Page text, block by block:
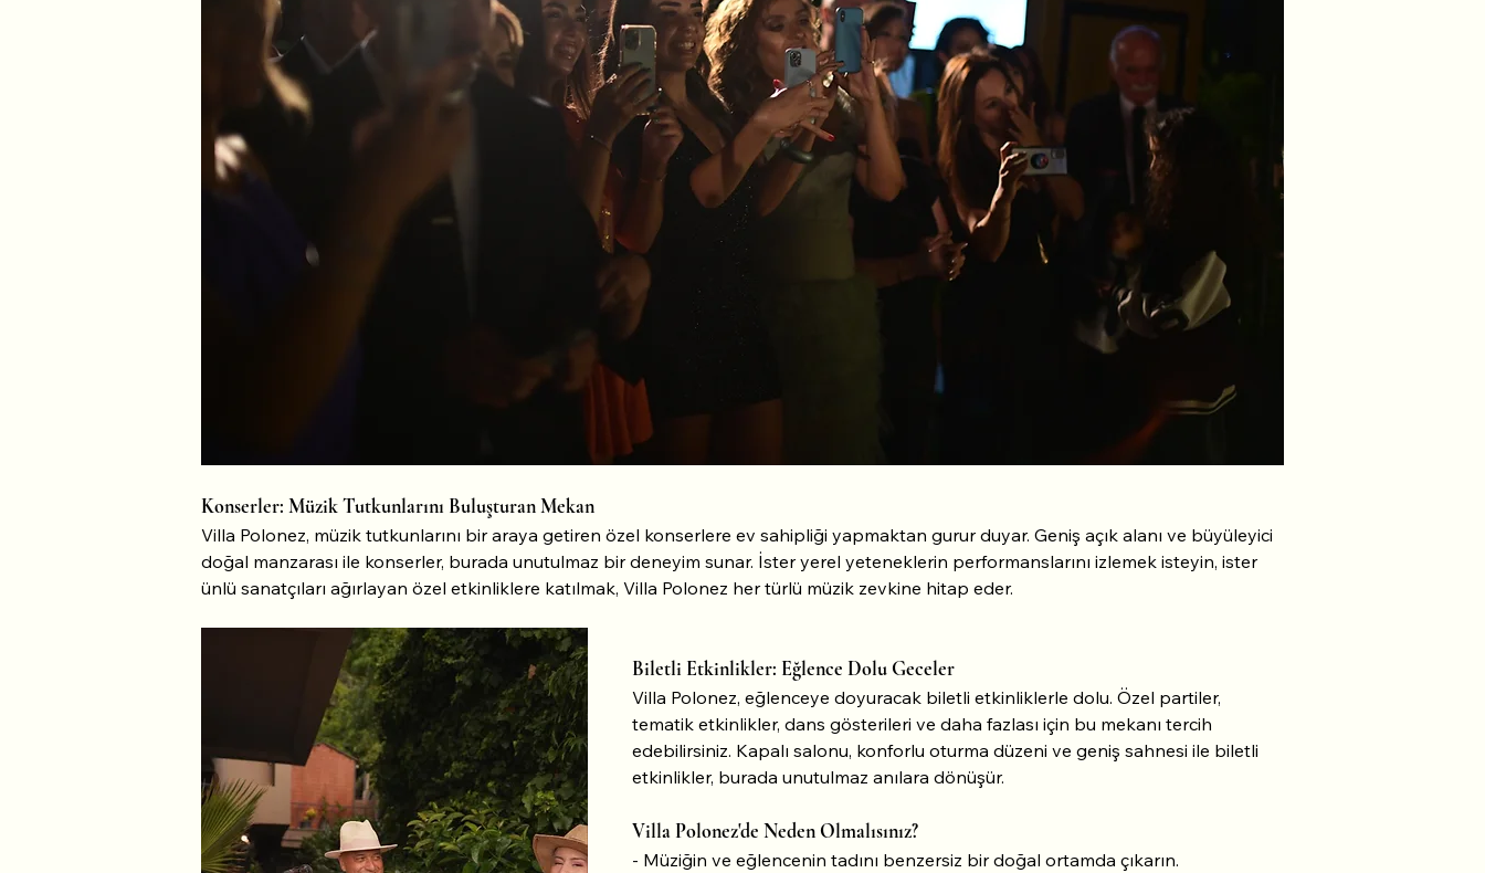
Konserler: Müzik Tutkunlarını Buluşturan Mekan
Villa Polonez, müzik tutkunlarını bir araya getiren özel konserlere ev sahipliği yapmaktan gurur duyar. Geniş açık alanı ve büyüleyici
doğal manzarası ile konserler, burada unutulmaz bir deneyim sunar. İster yerel yeteneklerin performanslarını izlemek isteyin, ister
ünlü sanatçıları ağırlayan özel etkinliklere katılmak, Villa Polonez her türlü müzik zevkine hitap eder.
Biletli Etkinlikler: Eğlence Dolu Geceler
Villa Polonez, eğlenceye doyuracak biletli etkinliklerle dolu. Özel partiler,
tematik etkinlikler, dans gösterileri ve daha fazlası için bu mekanı tercih
edebilirsiniz. Kapalı salonu, konforlu oturma düzeni ve geniş sahnesi ile biletli
etkinlikler, burada unutulmaz anılara dönüşür.
Villa Polonez'de Neden Olmalısınız?
- Müziğin ve eğlencenin tadını benzersiz bir doğal ortamda çıkarın.